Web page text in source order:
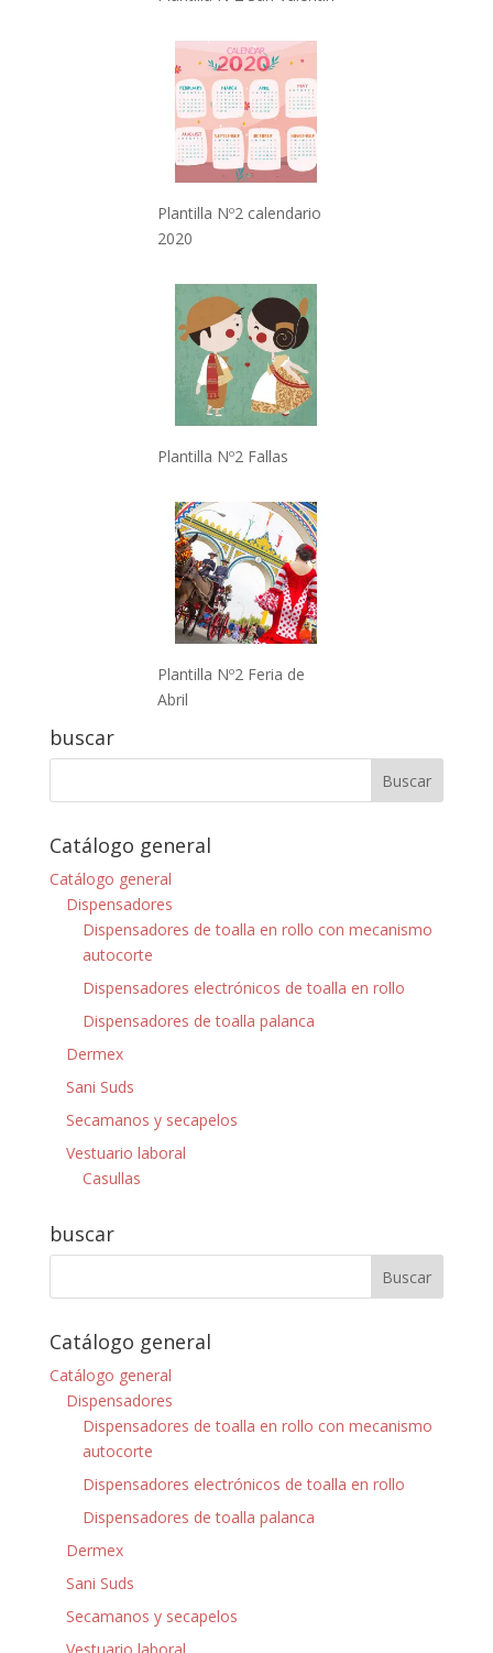
Plantilla Nº2 calendario
2020
Plantilla Nº2 Fallas
Plantilla Nº2 Feria de
Abril
buscar
Catálogo general
Catálogo general
Dispensadores
Dispensadores de toalla en rollo con mecanismo
autocorte
Dispensadores electrónicos de toalla en rollo
Dispensadores de toalla palanca
Dermex
Sani Suds
Secamanos y secapelos
Vestuario laboral
Casullas
buscar
Catálogo general
Catálogo general
Dispensadores
Dispensadores de toalla en rollo con mecanismo
autocorte
Dispensadores electrónicos de toalla en rollo
Dispensadores de toalla palanca
Dermex
Sani Suds
Secamanos y secapelos